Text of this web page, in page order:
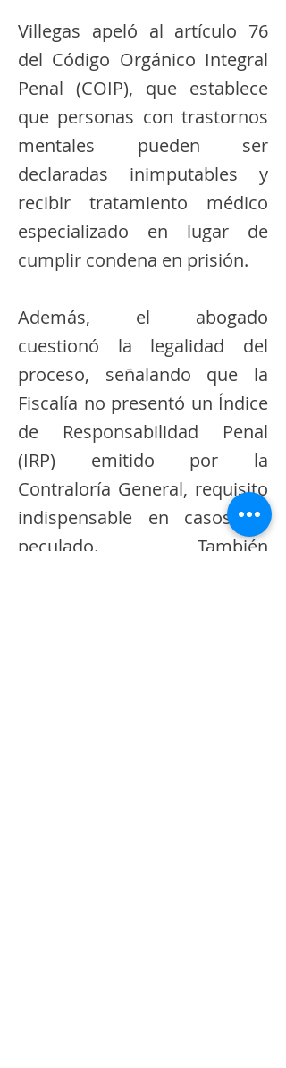
Villegas apeló al artículo 76
del Código Orgánico Integral
Penal (COIP), que establece
que personas con trastornos
mentales pueden ser
declaradas inimputables y
recibir tratamiento médico
especializado en lugar de
cumplir condena en prisión.
Además, el abogado
cuestionó la legalidad del
proceso, señalando que la
Fiscalía no presentó un Índice
de Responsabilidad Penal
(IRP) emitido por la
Contraloría General, requisito
indispensable en casos de
peculado. También